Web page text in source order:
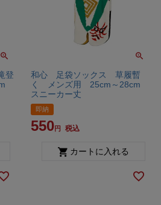
登
和心 足袋ソックス 草履暫
く メンズ用 25cm～28cm
スニーカー丈
即納
550 税込
カートに入れる